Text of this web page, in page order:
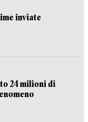
inviate
24 milioni di